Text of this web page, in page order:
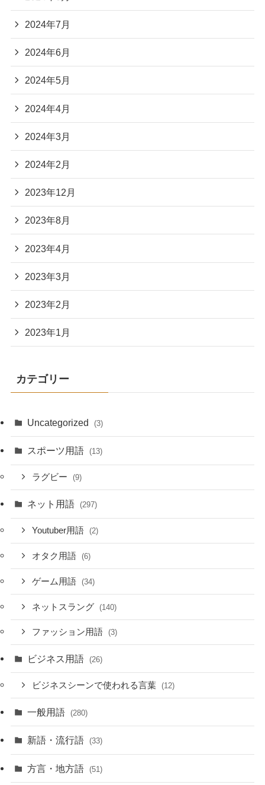
2024年7月
2024年6月
2024年5月
2024年4月
2024年3月
2024年2月
2023年12月
2023年8月
2023年4月
2023年3月
2023年2月
2023年1月
カテゴリー
Uncategorized (3)
スポーツ用語 (13)
ラグビー (9)
ネット用語 (297)
Youtuber用語 (2)
オタク用語 (6)
ゲーム用語 (34)
ネットスラング (140)
ファッション用語 (3)
ビジネス用語 (26)
ビジネスシーンで使われる言葉 (12)
一般用語 (280)
新語・流行語 (33)
方言・地方語 (51)